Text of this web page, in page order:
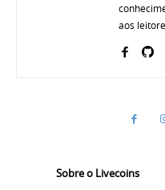
aos
Sobre o Livecoins